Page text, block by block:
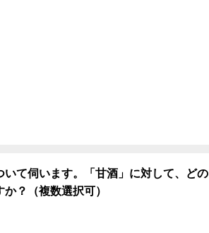
て伺います。「甘酒」に対して、どの
？（複数選択可）